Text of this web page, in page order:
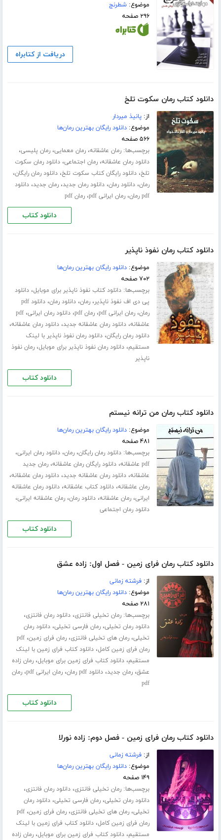
موضوع:شطرنج
۲۹۶ صفحه
دریافت از کتابراه
دانلود کتاب رمان سکوت تلخ
از:پانیذ میردار
موضوع:دانلود رایگان بهترین رمان‌ها
۵۶۶ صفحه
برچسب‌ها:رمان عاشقانه،رمان معمایی،رمان پلیسی،
دانلود رمان عاشقانه،رمان اجتماعی،دانلود رمان سکوت
تلخ،دانلود رایگان کتاب سکوت تلخ،دانلود رمان رایگان،
رمان،دانلود رمان،دانلود رمان جدید،رمان جدید،دانلود
pdf رمان
،رمان ایرانی pdf ،رمان pdf
دانلود کتاب
دانلود کتاب رمان نفوذ ناپذیر
موضوع:دانلود رایگان بهترین رمان‌ها
۷۰۲ صفحه
برچسب‌ها:دانلود کتاب نفوذ ناپذیر برای موبایل،دانلود
پی دی اف نفوذ ناپذیر،رمان،دانلود رمان،
دانلود pdf
رمان،رمان ایرانی pdf ،رمان pdf ،دانلود رمان ایرانی،pdf
عاشقانه،دانلود رمان عاشقانه جدید،دانلود رمان عاشقانه،
دانلود رمان رایگان،دانلود رمان نفوذ ناپذیر با لینک
مستقیم،دانلود رمان نفوذ ناپذیر برای موبایل،رمان نفوذ
ناپذیر
دانلود کتاب
دانلود کتاب رمان من ترانه نیستم
موضوع:دانلود رایگان بهترین رمان‌ها
۴۸۱ صفحه
برچسب‌ها:دانلود رمان رایگان،رمان،دانلود رمان ایرانی،
pdf عاشقانه ،دانلود رایگان رمان عاشقانه،رمان جدید
عاشقانه،دانلود رمان عاشقانه جدید،دانلود رمان عاشقانه،
رمان عاشقانه،دانلود کتاب عاشقانه،دانلود رمان عاشقانه
ایرانی،رمان عاشقانه،دانلود رمان،رمان عاشقانه ایرانی،
دانلود رمان اجتماعی
دانلود کتاب
دانلود کتاب رمان فرای زمین - فصل اول: زاده عشق
از:فرشته زمانی
موضوع:دانلود رایگان بهترین رمان‌ها
۲۸۱ صفحه
برچسب‌ها:رمان تخیلی فانتزی،دانلود رمان فانتزی،
دانلود رمان تخیلی،رمان فارسی تخیلی،دانلود رمان
تخیلی،رمان های تخیلی فانتزی،رمان فرای زمین،pdf
رمان فرای زمین کامل،دانلود کتاب فرای زمین با لینک
مستقیم،دانلود کتاب فرای زمین برای موبایل،رمان زاده
عشق،رمان جدید،دانلود pdf رمان ،رمان ایرانی pdf ،رمان
pdf
دانلود کتاب
دانلود کتاب رمان فرای زمین - فصل دوم: زاده نورلا
از:فرشته زمانی
موضوع:دانلود رایگان بهترین رمان‌ها
۱۴۹ صفحه
برچسب‌ها:رمان تخیلی فانتزی،دانلود رمان فانتزی،
دانلود رمان تخیلی،رمان فارسی تخیلی،دانلود رمان
تخیلی،رمان های تخیلی فانتزی،رمان فرای زمین،pdf
رمان فرای زمین کامل،دانلود کتاب فرای زمین با لینک
مستقیم،دانلود کتاب فرای زمین برای موبایل،رمان زاده